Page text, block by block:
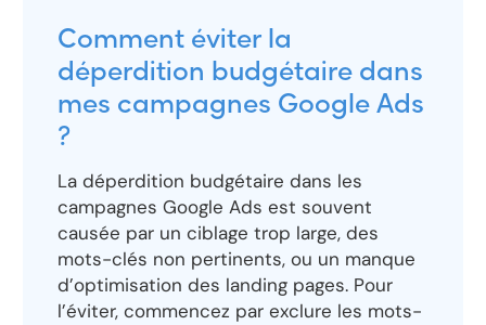
Comment éviter la
déperdition budgétaire dans
mes campagnes Google Ads
?
La déperdition budgétaire dans les
campagnes Google Ads est souvent
causée par un ciblage trop large, des
mots-clés non pertinents, ou un manque
d’optimisation des landing pages. Pour
l’éviter, commencez par exclure les mots-